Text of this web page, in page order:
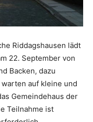
Riddagshausen lädt
22. September von
Backen, dazu
auf kleine und
Gemeindehaus der
Teilnahme ist